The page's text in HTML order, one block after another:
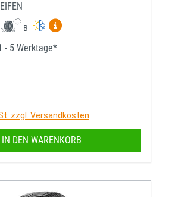
B
Mehr Informationen zum
- 5 Werktage*
zzgl. Versandkosten
IN DEN WARENKORB